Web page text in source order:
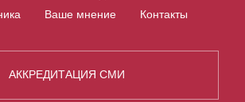
Ваше мнение Контакты
АККРЕДИТАЦИЯ СМИ